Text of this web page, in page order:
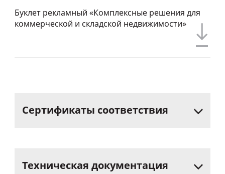
Буклет рекламный «Комплексные решения для
коммерческой и складской недвижимости»
Сертификаты соответствия
Техническая документация